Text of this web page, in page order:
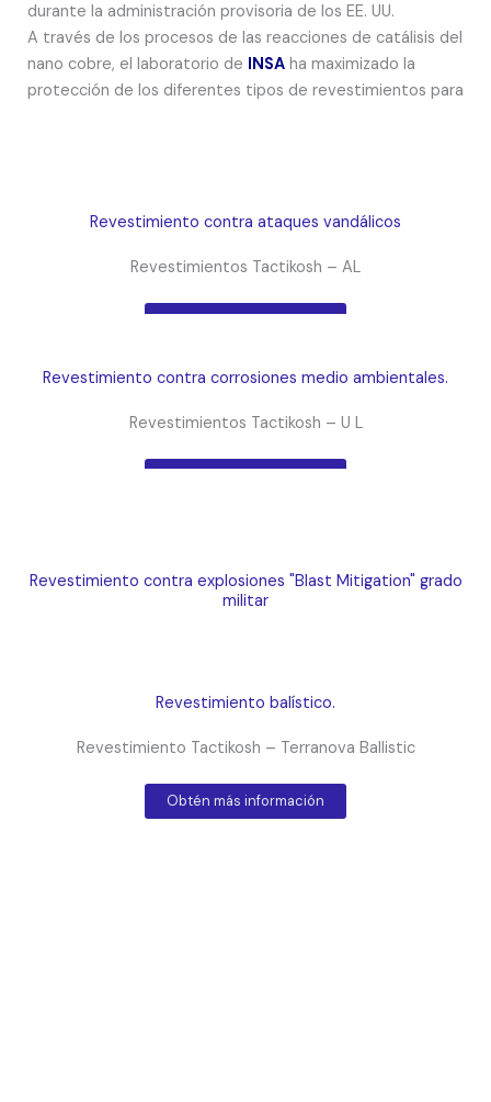
durante la administración provisoria de los EE. UU.
A través de los procesos de las reacciones de catálisis del
nano cobre, el laboratorio de INSA ha maximizado la
protección de los diferentes tipos de revestimientos para
Revestimiento contra ataques vandálicos
Revestimientos Tactikosh – AL
Obtén más información
Revestimiento contra corrosiones medio ambientales.
Revestimientos Tactikosh – U L
Revestimiento contra explosiones "Blast Mitigation" grado
militar
Obtén más información
Revestimiento balístico.
Revestimiento Tactikosh – Terranova Ballistic
Obtén más información